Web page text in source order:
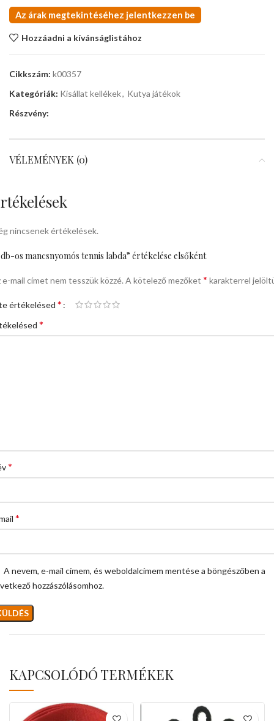
Az árak megtekintéséhez jelentkezzen be
Hozzáadni a kívánságlistához
Cikkszám: k00357
Kategóriák: Kisállat kellékek, Kutya játékok
Részvény:
VÉLEMÉNYEK (0)
nincsenek értékelések.
db-os mancsnyomós tennis labda” értékelése elsőként
e-mail címet nem tesszük közzé. A kötelező mezőket * karakterrel
értékelésed *
*
*
*
A nevem, e-mail címem, és weboldalcímem mentése a böngészőben a
hozzászólásomhoz.
KAPCSOLÓDÓ TERMÉKEK